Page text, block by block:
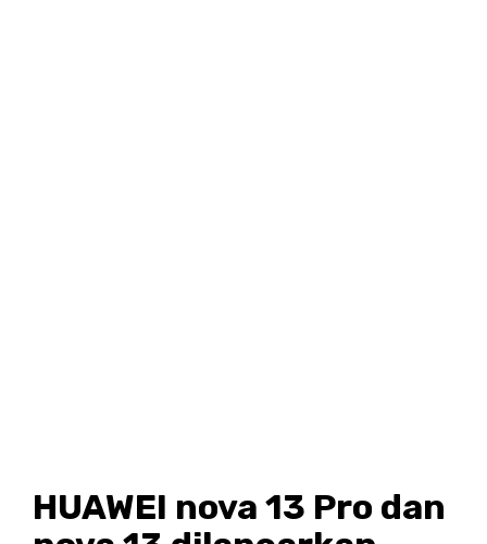
HUAWEI nova 13 Pro dan